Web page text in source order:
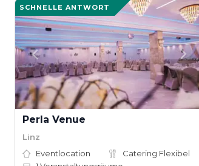
SCHNELLE ANTWORT
Perla Venue
Linz
Eventlocation
Catering Flexibel